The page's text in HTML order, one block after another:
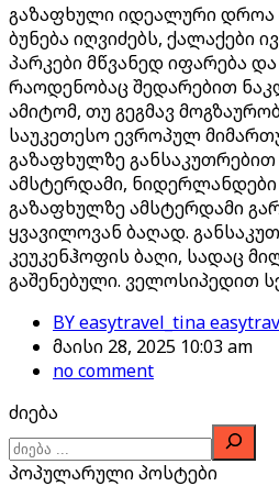
გაზაფხული იდეალური დროა
ბუნება იღვიძებს, ქალაქები
პარკები მწვანედ იფარება
რაოდენობაც შედარებით
ამიტომ, თუ გეგმავ
საუკეთესო ევროპულ
გაზაფხულზე განსაკუთრებით
ამსტერდამი, ნიდერლანდები
გაზაფხულზე ამსტერდამი
ყვავილოვან ბაღად.
კეუკენჰოფის ბაღი, სადაც
გაშენებული. ველოსიპედით
BYeasytravel_tina
მაისი 28, 2025 10:03 am
no comment
ძიება
პოპულარული პოსტები